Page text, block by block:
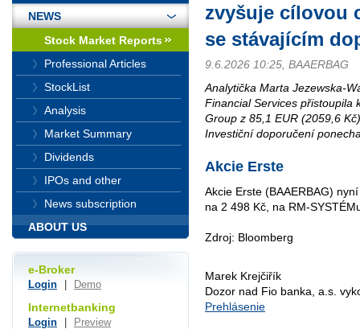
zvyšuje cílovou
se stávajícím
9.6.2026 10:25, BAAERBAG
Analytička Marta Jezewska-
Financial Services přistoupila
Group z 85,1 EUR (2059,6
Investiční doporučení
Akcie Erste
Akcie Erste (BAAERBAG)
na 2 498 Kč, na RM-
Zdroj: Bloomberg
Marek Krejčiřík
Dozor nad Fio banka, a.s.
Prehlásenie
NEWS
Stock Market Reports
Professional Articles
StockList
Analysis
Market Summary
Dividends
IPOs and other
News subscription
ABOUT US
e-Broker
Login Demo
Internetbanking
Login Preview